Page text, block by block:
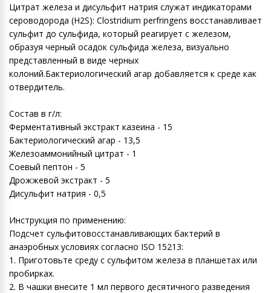
Цитрат железа и дисульфит натрия служат индикаторами
сероводорода (H2S): Clostridium perfringens восстанавливает
сульфит до сульфида, который реагирует с железом,
образуя черный осадок сульфида железа, визуально
представленный в виде черных
колоний.Бактериологический агар добавляется к среде как
отвердитель.
Состав в г/л:
Ферментативный экстракт казеина - 15
Бактериологический агар - 13,5
Железоаммонийный цитрат - 1
Соевый пептон - 5
Дрожжевой экстракт - 5
Дисульфит натрия - 0,5
Инструкция по применению:
Подсчет сульфитовосстанавливающих бактерий в
анаэробных условиях согласно ISO 15213:
1. Приготовьте среду с сульфитом железа в планшетах или
пробирках.
2. В чашки внесите 1 мл первого десятичного разведения